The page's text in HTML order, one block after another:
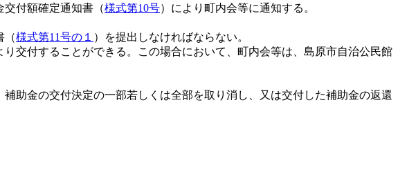
付額確定通知書（様式第10号）により町内会等に通知する。
（様式第11号の１ ）を提出しなければならない。
交付することができる。この場合において、町内会等は、島原市自治公民館
助金の交付決定の一部若しくは全部を取り消し、又は交付した補助金の返還